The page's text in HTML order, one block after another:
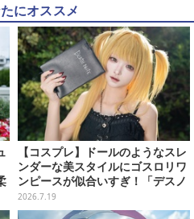
にオススメ
【コスプレ】ドールのようなスレ
ンダーな美スタイルにゴスロリワ
ンピースが似合いすぎ！「デスノ
ート」ミサミサの闇可愛さにハー
ト鷲掴み【写真8枚】
2026.7.19